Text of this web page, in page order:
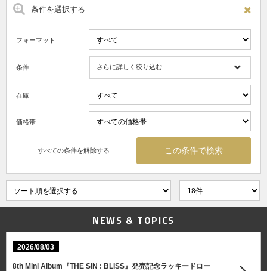
条件を選択する
フォーマット
条件 さらに詳しく絞り込む
在庫
価格帯
すべての条件を解除する
NEWS & TOPICS
2026/08/03
8th Mini Album『THE SIN : BLISS』発売記念ラッキードロー